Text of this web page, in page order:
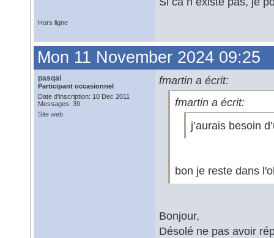
Hors ligne
Mon 11 November 2024 09:25
pasqal
Participant occasionnel
Date d'inscription: 10 Dec 2011
Messages: 39
Site web
fmartin a écrit:
fmartin a écrit:
j’aurais besoin
bon je reste dans
Bonjour,
Désolé ne pas avoir